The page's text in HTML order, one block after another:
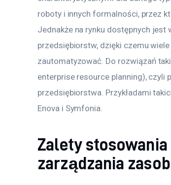
roboty i innych formalności, przez
Jednakże na rynku dostępnych jest
przedsiębiorstw, dzięki czemu
zautomatyzować. Do rozwiązań
enterprise resource planning), czyli
przedsiębiorstwa. Przykładami
Enova i Symfonia.
Zalety
zarządzania